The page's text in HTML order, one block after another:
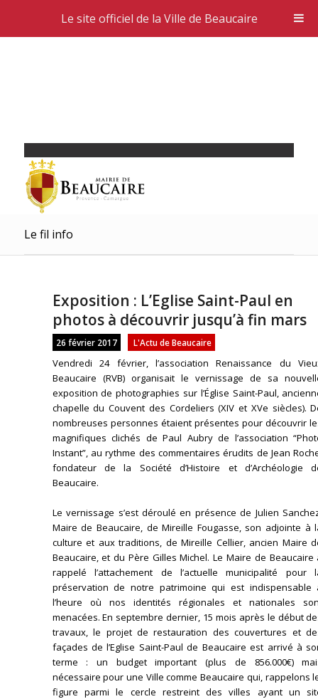
Le fil info
Exposition : L’Eglise Saint-Paul en
photos à découvrir jusqu’à fin mars
26 février 2017 L'Actu de Beaucaire
Vendredi 24 février, l’association Renaissance du
Beaucaire (RVB) organisait le vernissage de sa
exposition de photographies sur l’Église Saint-Paul,
chapelle du Couvent des Cordeliers (XIV et XVe siècles).
nombreuses personnes étaient présentes pour découvrir
magnifiques clichés de Paul Aubry de l’association
Instant”, au rythme des commentaires érudits de Jean
fondateur de la Société d’Histoire et d’Archéologie
Beaucaire.
Le vernissage s’est déroulé en présence de Julien
Maire de Beaucaire, de Mireille Fougasse, son adjointe à
culture et aux traditions, de Mireille Cellier, ancien Maire
Beaucaire, et du Père Gilles Michel. Le Maire de Beaucaire
rappelé l’attachement de l’actuelle municipalité pour
préservation de notre patrimoine qui est indispensable
l’heure où nos identités régionales et nationales
menacées. En septembre dernier, 15 mois après le début
travaux, le projet de restauration des couvertures et
façades de l’Eglise Saint-Paul de Beaucaire est arrivé à
terme : un budget important (plus de 856.000€)
nécessaire pour une Ville comme Beaucaire qui, rappelons
figure parmi le cercle restreint des villes ayant un
Le site officiel de la Ville de Beaucaire